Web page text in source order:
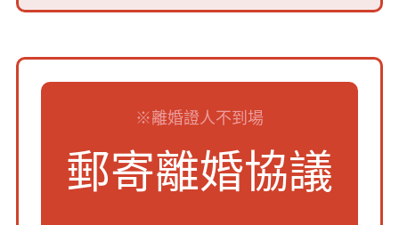
※離婚證人不到場
郵寄離婚協議